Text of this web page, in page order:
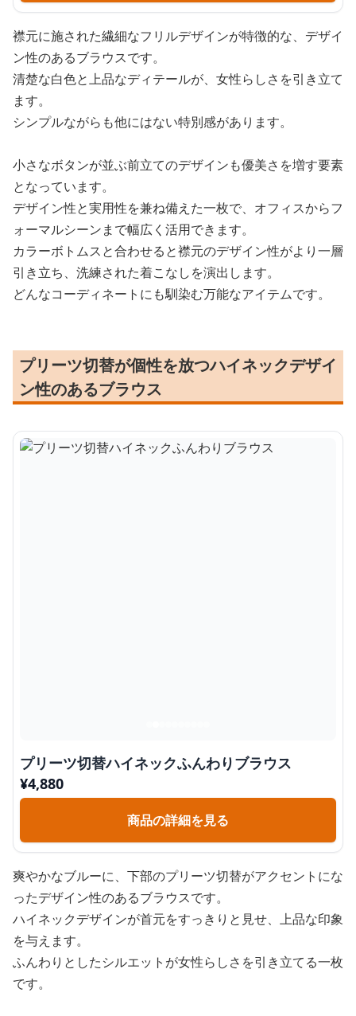
襟元に施された繊細なフリルデザインが特徴的な、デザイ
ン性のあるブラウスです。
清楚な白色と上品なディテールが、女性らしさを引き立て
ます。
シンプルながらも他にはない特別感があります。
小さなボタンが並ぶ前立てのデザインも優美さを増す要素
となっています。
デザイン性と実用性を兼ね備えた一枚で、オフィスからフ
ォーマルシーンまで幅広く活用できます。
カラーボトムスと合わせると襟元のデザイン性がより一層
引き立ち、洗練された着こなしを演出します。
どんなコーディネートにも馴染む万能なアイテムです。
プリーツ切替が個性を放つハイネックデザイ
ン性のあるブラウス
プリーツ切替ハイネックふんわりブラウス
¥4,880
商品の詳細を見る
爽やかなブルーに、下部のプリーツ切替がアクセントにな
ったデザイン性のあるブラウスです。
ハイネックデザインが首元をすっきりと見せ、上品な印象
を与えます。
ふんわりとしたシルエットが女性らしさを引き立てる一枚
です。